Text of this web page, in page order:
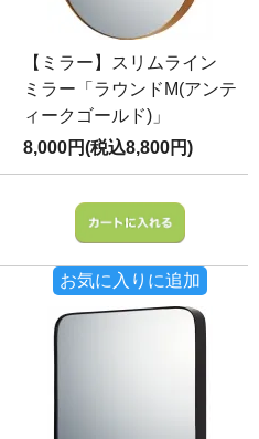
【ミラー】スリムライン
ミラー「ラウンドM(アンテ
ィークゴールド)」
8,000円(税込8,800円)
お気に入りに追加